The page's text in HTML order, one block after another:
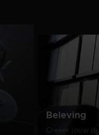
Beleving
Creëer jouw